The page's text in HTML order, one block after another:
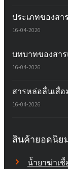
ประเภทของส
16-04-2026
บทบาทของสาร
16-04-2026
สารหล่อลื่นเสื่อ
16-04-2026
สินค้ายอดนิย
น้ำยาฆ่าเชื้